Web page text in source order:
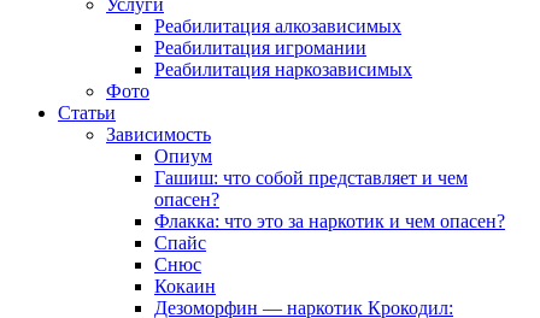
Реабилитация алкозависимых
Реабилитация игромании
Реабилитация наркозависимых
Фото
Статьи
Зависимость
Опиум
Гашиш: что собой представляет и чем
опасен?
Флакка: что это за наркотик и чем опасен?
Спайс
Снюс
Кокаин
Дезоморфин — наркотик Крокодил: